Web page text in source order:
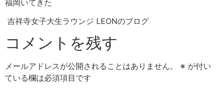
福岡いてきた
吉祥寺女子大生ラウンジ LEONのブログ
コメントを残す
メールアドレスが公開されることはありません。 ※ が付い
ている欄は必須項目です